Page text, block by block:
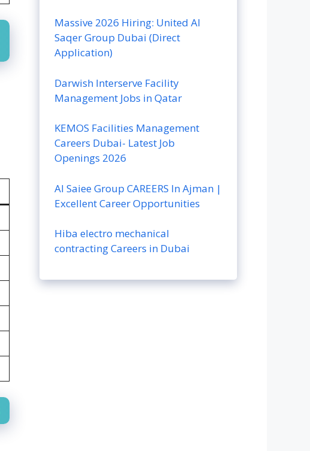
Massive 2026 Hiring: United Al
Saqer Group Dubai (Direct
Application)
Darwish Interserve Facility
Management Jobs in Qatar
KEMOS Facilities Management
Careers Dubai- Latest Job
Openings 2026
Al Saiee Group CAREERS In Ajman |
Excellent Career Opportunities
Hiba electro mechanical
contracting Careers in Dubai